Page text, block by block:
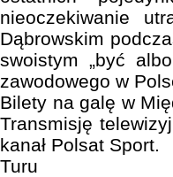
nieoczekiwanie
Dąbrowskim
swoistym „być
zawodowego w
Bilety na galę w
Transmisję
kanał Polsat Sport.
Turu